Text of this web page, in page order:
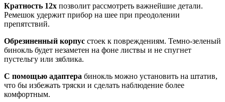
Кратность 12х позволит рассмотреть важнейшие детали.
Ремешок удержит прибор на шее при преодолении
препятствий.
Обрезиненный корпус стоек к повреждениям. Темно-зеленый
бинокль будет незаметен на фоне листвы и не спугнет
пустельгу или зяблика.
С помощью адаптера бинокль можно установить на штатив,
что бы избежать тряски и сделать наблюдение более
комфортным.